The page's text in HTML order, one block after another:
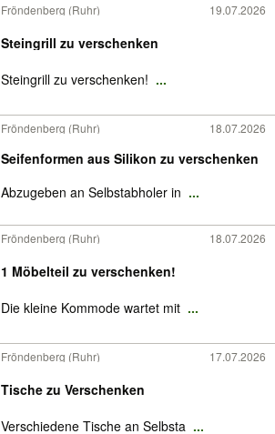
Fröndenberg (Ruhr) 19.07.2026
Steingrill zu verschenken
Steingrill zu verschenken! ...
Fröndenberg (Ruhr) 18.07.2026
Seifenformen aus Silikon zu verschenken
Abzugeben an Selbstabholer in ...
Fröndenberg (Ruhr) 18.07.2026
1 Möbelteil zu verschenken!
Die kleine Kommode wartet mit ...
Fröndenberg (Ruhr) 17.07.2026
Tische zu Verschenken
Verschiedene Tische an Selbsta ...